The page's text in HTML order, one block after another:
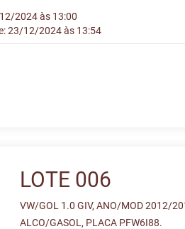
2024 às 13:00
23/12/2024 às 13:54
LOTE 006
VW/GOL 1.0 GIV, ANO/MOD 2012/
ALCO/GASOL, PLACA PFW6I88.